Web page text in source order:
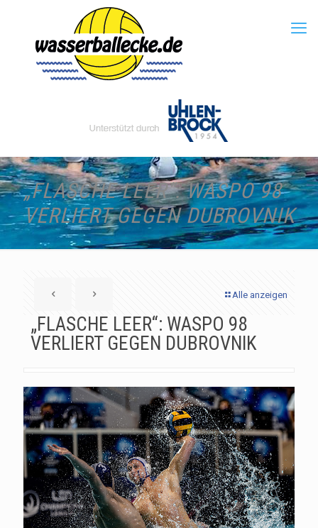
„FLASCHE LEER“: WASPO 98
VERLIERT GEGEN DUBROVNIK
Alle anzeigen
„FLASCHE LEER“: WASPO 98
VERLIERT GEGEN DUBROVNIK